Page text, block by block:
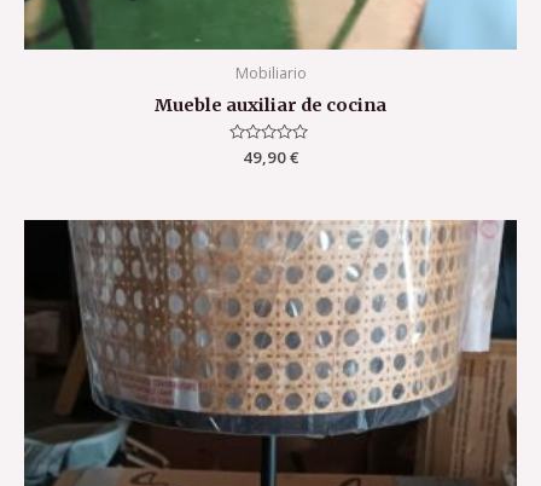
Mobiliario
Mueble auxiliar de cocina
Valorado
con
49,90€